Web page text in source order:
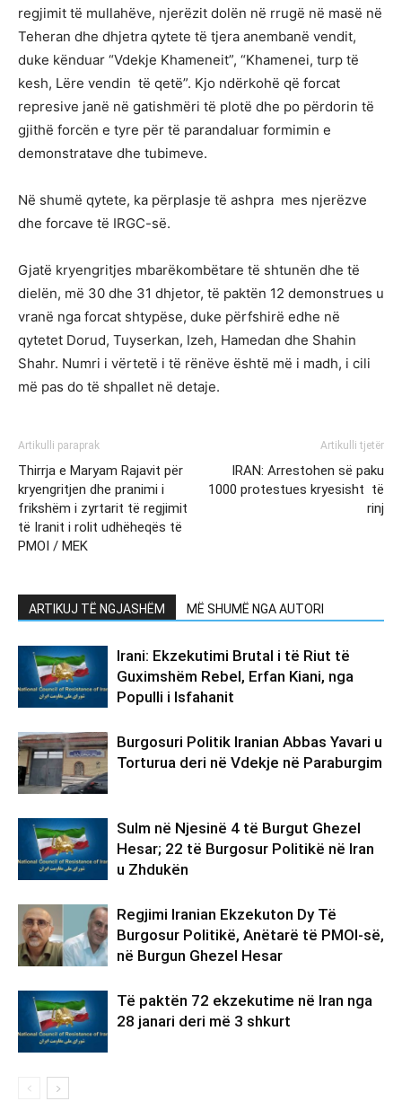
regjimit të mullahëve, njerëzit dolën në rrugë në masë në
Teheran dhe dhjetra qytete të tjera anembanë vendit,
duke kënduar “Vdekje Khameneit”, “Khamenei, turp të
kesh, Lëre vendin të qetë”. Kjo ndërkohë që forcat
represive janë në gatishmëri të plotë dhe po përdorin të
gjithë forcën e tyre për të parandaluar formimin e
demonstratave dhe tubimeve.
Në shumë qytete, ka përplasje të ashpra mes njerëzve
dhe forcave të IRGC-së.
Gjatë kryengritjes mbarëkombëtare të shtunën dhe të
dielën, më 30 dhe 31 dhjetor, të paktën 12 demonstrues u
vranë nga forcat shtypëse, duke përfshirë edhe në
qytetet Dorud, Tuyserkan, Izeh, Hamedan dhe Shahin
Shahr. Numri i vërtetë i të rënëve është më i madh, i cili
më pas do të shpallet në detaje.
Artikulli paraprak
Thirrja e Maryam Rajavit për
kryengritjen dhe pranimi i
frikshëm i zyrtarit të regjimit
të Iranit i rolit udhëheqës të
PMOI / MEK
Artikulli tjetër
IRAN: Arrestohen së paku
1000 protestues kryesisht të
rinj
ARTIKUJ TË NGJASHËM MË SHUMË NGA AUTORI
Irani: Ekzekutimi Brutal i të Riut të
Guximshëm Rebel, Erfan Kiani, nga
Populli i Isfahanit
Burgosuri Politik Iranian Abbas Yavari u
Torturua deri në Vdekje në Paraburgim
Sulm në Njesinë 4 të Burgut Ghezel
Hesar; 22 të Burgosur Politikë në Iran
u Zhdukën
Regjimi Iranian Ekzekuton Dy Të
Burgosur Politikë, Anëtarë të PMOI-së,
në Burgun Ghezel Hesar
Të paktën 72 ekzekutime në Iran nga
28 janari deri më 3 shkurt